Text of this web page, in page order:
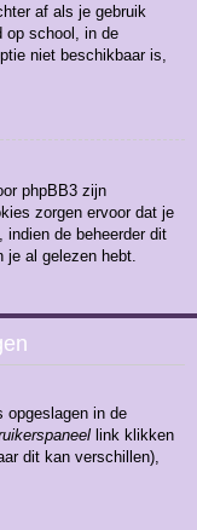
af als je gebruik
op school, in de
niet beschikbaar is,
phpBB3 zijn
zorgen ervoor dat je
indien de beheerder dit
al gelezen hebt.
opgeslagen in de
link klikken
dit kan verschillen),